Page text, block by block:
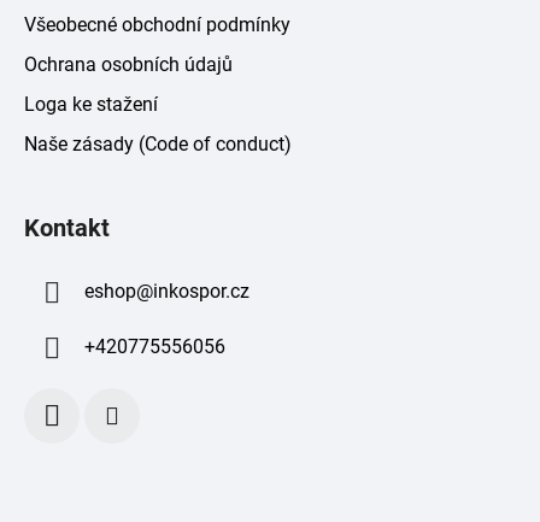
Všeobecné obchodní podmínky
Ochrana osobních údajů
Loga ke stažení
Naše zásady (Code of conduct)
Kontakt
eshop@inkospor.cz
+420775556056